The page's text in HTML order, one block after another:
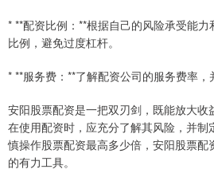
* **配资比例：**根据自己的风险承受能
比例，避免过度杠杆。
* **服务费：**了解配资公司的服务费率，
安阳股票配资是一把双刃剑，既能放大
在使用配资时，应充分了解其风险，并
慎操作股票配资最高多少倍，安阳股票配
的有力工具。